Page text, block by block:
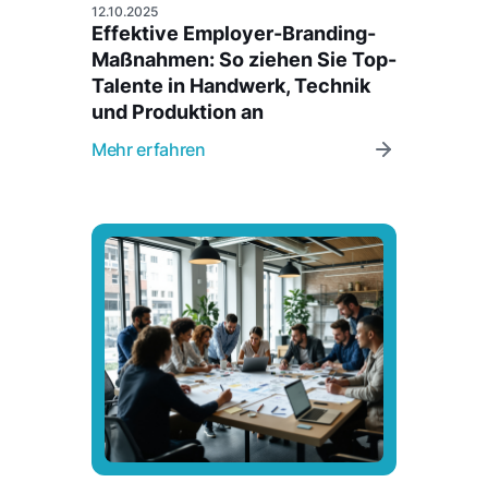
12.10.2025
Effektive Employer-Branding-
Maßnahmen: So ziehen Sie Top-
Talente in Handwerk, Technik
und Produktion an
Mehr erfahren